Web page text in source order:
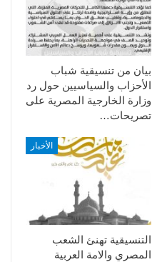
بيان من تنسيقية شباب
الأحزاب والسياسيين حول رد
وزارة الخارجية المصرية على
تصريحات…
الأخبار
التنسيقية تهنئ الشعب
المصري والامة العربية